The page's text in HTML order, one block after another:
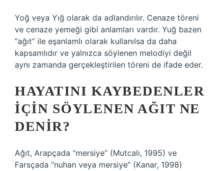
Yoğ veya Yığ olarak da adlandırılır. Cenaze töreni
ve cenaze yemeği gibi anlamları vardır. Yuğ bazen
“ağıt” ile eşanlamlı olarak kullanılsa da daha
kapsamlıdır ve yalnızca söylenen melodiyi değil
aynı zamanda gerçekleştirilen töreni de ifade eder.
HAYATINI KAYBEDENLER
IÇIN SÖYLENEN AĞIT NE
DENIR?
Ağıt, Arapçada “mersiye” (Mutcalı, 1995) ve
Farsçada “nuhan veya mersiye” (Kanar, 1998)